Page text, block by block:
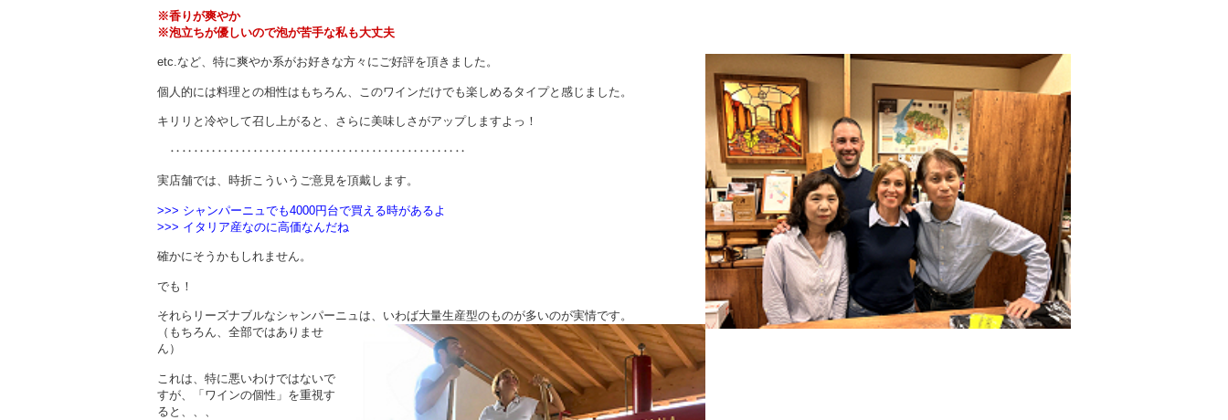
※香りが爽やか
※泡立ちが優しいので泡が苦手な私も大丈夫
etc.など、特に爽やか系がお好きな方々にご好評を頂きました。
個人的には料理との相性はもちろん、このワインだけでも楽しめるタイプと感じました。
キリリと冷やして召し上がると、さらに美味しさがアップしますよっ！
‥‥‥‥‥‥‥‥‥‥‥‥‥‥‥‥‥‥‥‥‥‥‥‥‥
実店舗では、時折こういうご意見を頂戴します。
>>> シャンパーニュでも4000円台で買える時があるよ
>>> イタリア産なのに高価なんだね
確かにそうかもしれません。
でも！
それらリーズナブルなシャンパーニュは、いわば大量生産型のものが多いのが実情です。
（もちろん、全部ではありませ
ん）
これは、特に悪いわけではないで
すが、「ワインの個性」を重視す
ると、、、